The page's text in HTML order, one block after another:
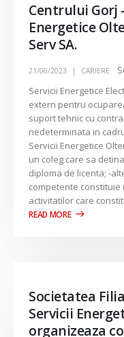
Centrului Gorj
Energetice
Serv SA.
21/06/2023 CARIERE
Servicii Energetice
extern pentru
suport tehnic cu
nedeterminata in
Servicii Energetice
un coleg care sa
diploma de licenta; -
competente
activitatilor care
Societatea
Servicii
organizeaza